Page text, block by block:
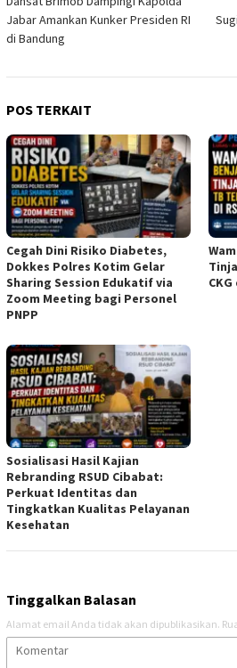
Jabar Amankan Kunker Presiden RI
di Bandung
POS TERKAIT
Cegah Dini Risiko Diabetes,
Dokkes Polres Kotim Gelar
Sharing Session Edukatif via
Zoom Meeting bagi Personel
PNPP
Sosialisasi Hasil Kajian
Rebranding RSUD Cibabat:
Perkuat Identitas dan
Tingkatkan Kualitas Pelayanan
Kesehatan
Tinggalkan Balasan
Alamat email Anda tidak akan dipublikasikan.